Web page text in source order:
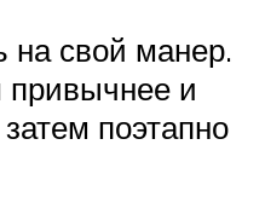
на свой манер.
привычнее и
поэтапно